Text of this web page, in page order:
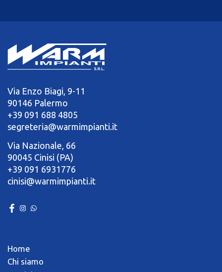
Via Enzo Biagi, 9-11
90146 Palermo
+39 091 688 4805
segreteria@warmimpianti.it
Via Nazionale, 66
90045 Cinisi (PA)
+39 091 6931776
cinisi@warmimpianti.it
Home
Chi siamo